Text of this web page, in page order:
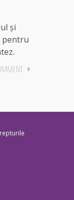
și
pentru